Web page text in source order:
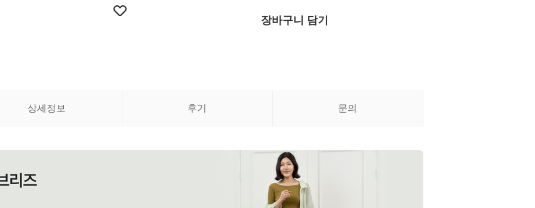
장바구니 담기
상세정보 후기 문의